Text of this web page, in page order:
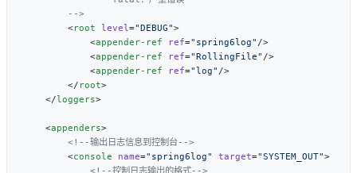
        <
root level ="DEBUG"
            <
appender-ref ref="spring6log"
            <
appender-ref ref="RollingFile"
            <
appender-ref ref="log"
        </
root
    </
loggers
    <
appenders
        <
console name="spring6log" target="SYSTEM_OUT"